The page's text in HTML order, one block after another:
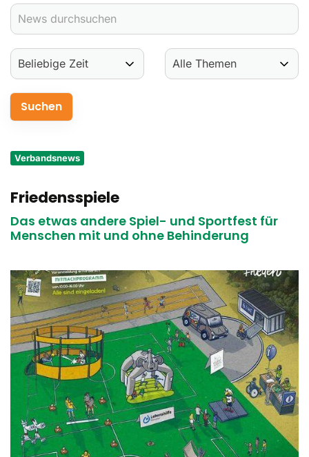
Verbandsnews
Friedensspiele
Das etwas andere Spiel- und Sportfest für
Menschen mit und ohne Behinderung
Termine
Verantwortung
Aus- und Fortbildungen
Kontakt
Bundessportfest '26